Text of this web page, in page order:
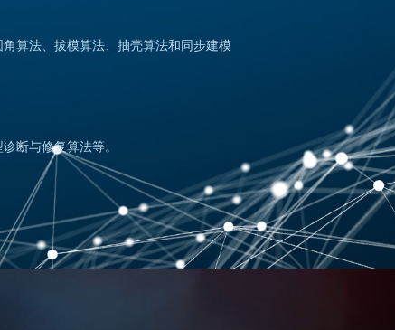
算法、拔模算法、抽壳算法和同步建模
断与修复算法等。